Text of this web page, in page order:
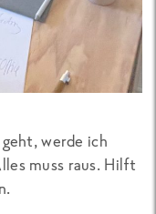
werde ich
muss raus. Hilft